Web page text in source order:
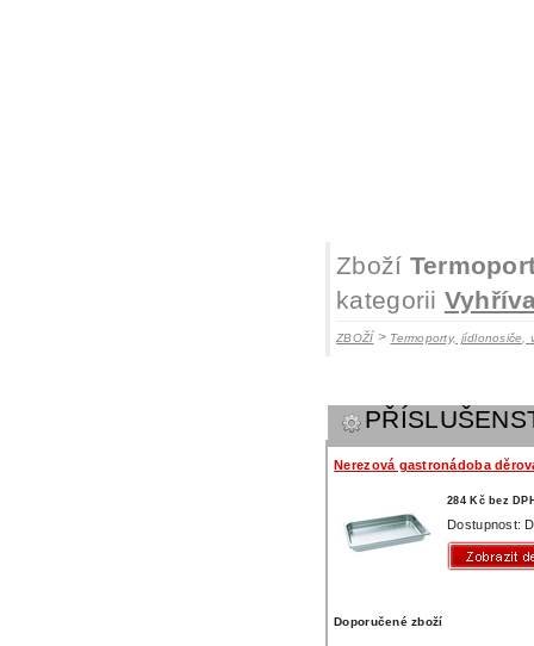
Zboží
kategorii
ZBOŽÍ > Termoporty, jídlonosiče,
Nerezová gastronádoba
284 Kč bez
Dostupnost:
Doporučené zboží